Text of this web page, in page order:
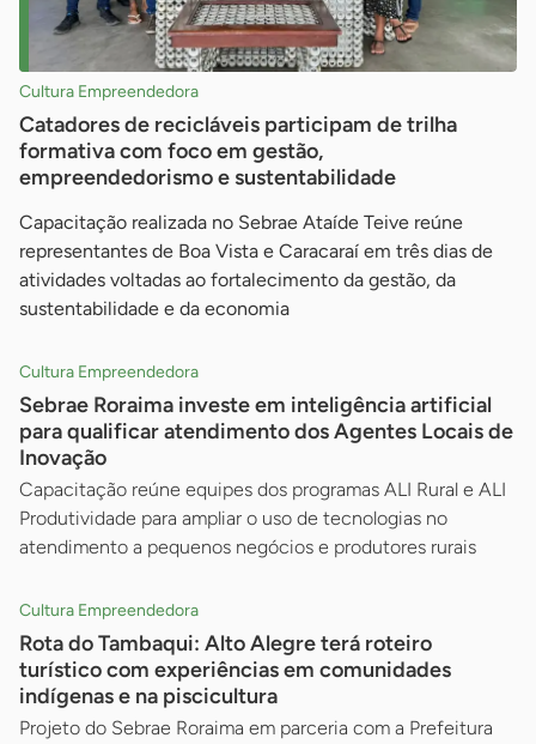
Cultura Empreendedora
Catadores de recicláveis participam de trilha
formativa com foco em gestão,
empreendedorismo e sustentabilidade
Capacitação realizada no Sebrae Ataíde Teive reúne
representantes de Boa Vista e Caracaraí em três dias de
atividades voltadas ao fortalecimento da gestão, da
sustentabilidade e da economia
Cultura Empreendedora
Sebrae Roraima investe em inteligência artificial
para qualificar atendimento dos Agentes Locais de
Inovação
Capacitação reúne equipes dos programas ALI Rural e ALI
Produtividade para ampliar o uso de tecnologias no
atendimento a pequenos negócios e produtores rurais
Cultura Empreendedora
Rota do Tambaqui: Alto Alegre terá roteiro
turístico com experiências em comunidades
indígenas e na piscicultura
Projeto do Sebrae Roraima em parceria com a Prefeitura